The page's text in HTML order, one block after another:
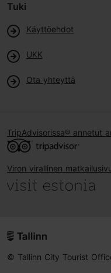
Tuki
Käyttöehdot
UKK
Ota yhteyttä
TripAdvisorissa® annetut
Viron virallinen
© Tallinn City Tourist